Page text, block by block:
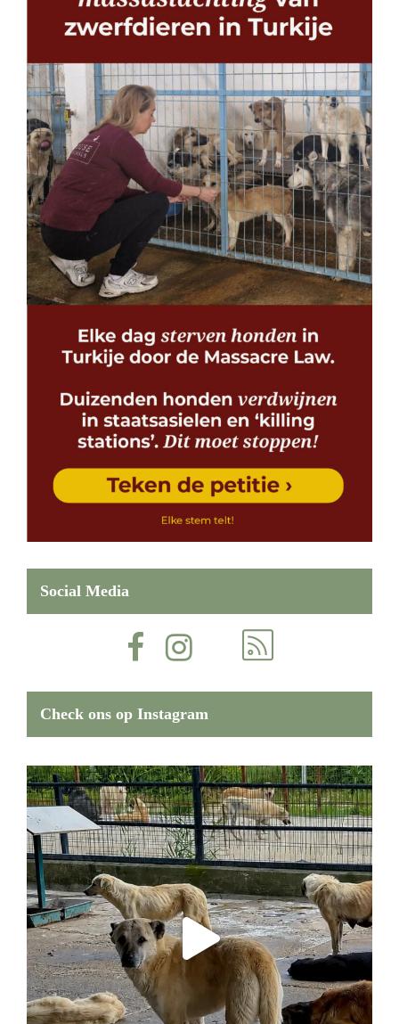
Social Media
Check ons op Instagram